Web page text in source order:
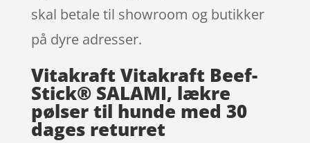
skal betale til showroom og butikker
på dyre adresser.
Vitakraft Vitakraft Beef-
Stick® SALAMI, lækre
pølser til hunde med 30
dages returret